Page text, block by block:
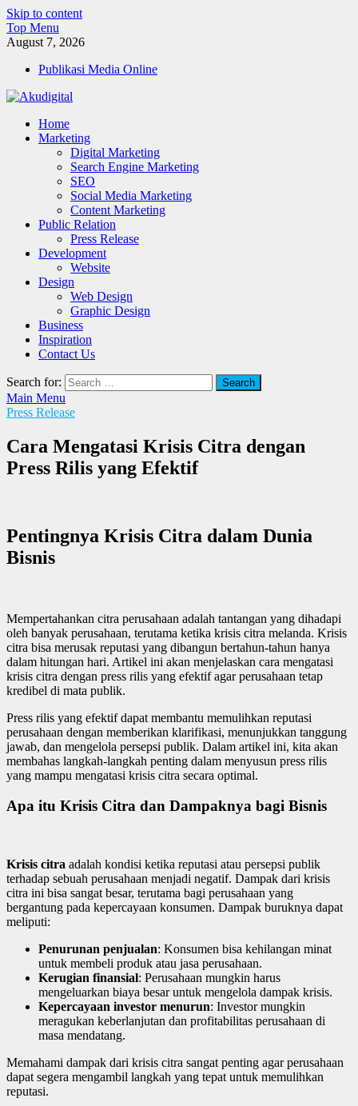
Skip to content
Top Menu
August 7, 2026
Publikasi Media Online
Akudigital
Digital Marketing Tips dan Trik
Home
Marketing
Digital Marketing
Search Engine Marketing
SEO
Social Media Marketing
Content Marketing
Public Relation
Press Release
Development
Website
Design
Web Design
Graphic Design
Business
Inspiration
Contact Us
Search for:
Main Menu
Press Release
Cara Mengatasi Krisis Citra dengan
Press Rilis yang Efektif
Pentingnya Krisis Citra dalam Dunia
Bisnis
Mempertahankan citra perusahaan adalah tantangan yang dihadapi
oleh banyak perusahaan, terutama ketika krisis citra melanda. Krisis
citra bisa merusak reputasi yang dibangun bertahun-tahun hanya
dalam hitungan hari. Artikel ini akan menjelaskan cara mengatasi
krisis citra dengan press rilis yang efektif agar perusahaan tetap
kredibel di mata publik.
Press rilis yang efektif dapat membantu memulihkan reputasi
perusahaan dengan memberikan klarifikasi, menunjukkan tanggung
jawab, dan mengelola persepsi publik. Dalam artikel ini, kita akan
membahas langkah-langkah penting dalam menyusun press rilis
yang mampu mengatasi krisis citra secara optimal.
Apa itu Krisis Citra dan Dampaknya bagi Bisnis
Krisis citra adalah kondisi ketika reputasi atau persepsi publik
terhadap sebuah perusahaan menjadi negatif. Dampak dari krisis
citra ini bisa sangat besar, terutama bagi perusahaan yang
bergantung pada kepercayaan konsumen. Dampak buruknya dapat
meliputi:
Penurunan penjualan: Konsumen bisa kehilangan minat
untuk membeli produk atau jasa perusahaan.
Kerugian finansial: Perusahaan mungkin harus
mengeluarkan biaya besar untuk mengelola dampak krisis.
Kepercayaan investor menurun: Investor mungkin
meragukan keberlanjutan dan profitabilitas perusahaan di
masa mendatang.
Memahami dampak dari krisis citra sangat penting agar perusahaan
dapat segera mengambil langkah yang tepat untuk memulihkan
reputasi.